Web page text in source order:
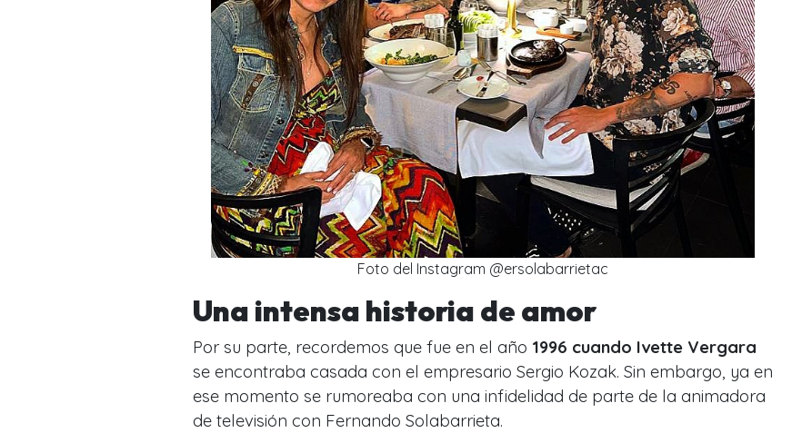
Foto del Instagram @ersolabarrietac
Una intensa historia de amor
Por su parte, recordemos que fue en el año 1996 cuando Ivette Vergara
se encontraba casada con el empresario Sergio Kozak. Sin embargo, ya en
ese momento se rumoreaba con una infidelidad de parte de la animadora
de televisión con Fernando Solabarrieta.